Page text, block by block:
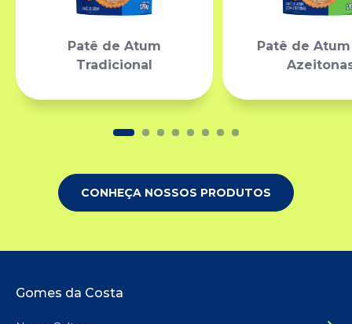
Patê de Atum
Tradicional
Patê de
CONHEÇA NOSSOS PRODUTOS
Rodapé do site
Gomes da Costa